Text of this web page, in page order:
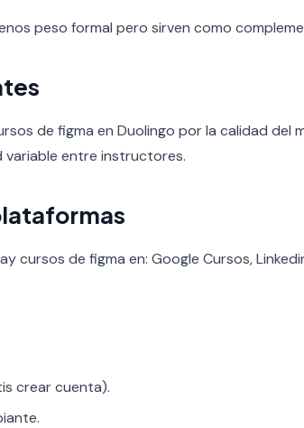
peso formal pero sirven como
de figma en Duolingo por la calidad del
entre instructores.
cursos de figma en: Google Cursos,
crear cuenta).